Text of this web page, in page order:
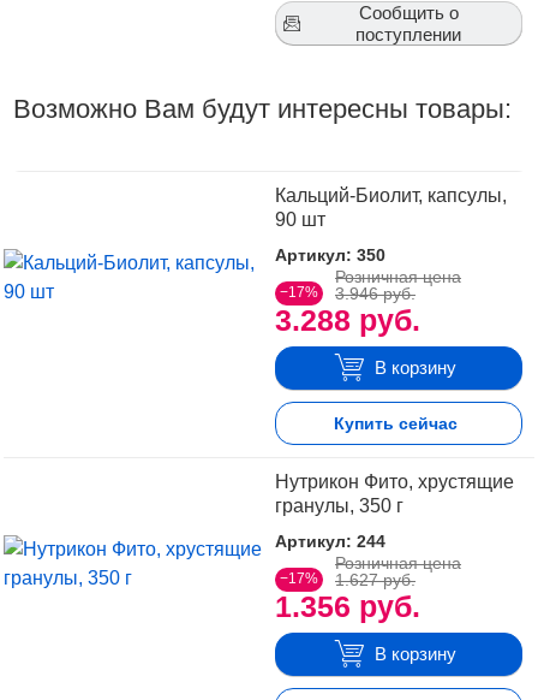
Сообщить о
поступлении
Возможно Вам будут интересны товары:
Кальций-Биолит, капсулы,
90 шт
Артикул: 350
−17%
3.288 руб.
Розничная цена
3.946 руб.
В корзину
Купить сейчас
Нутрикон Фито, хрустящие
гранулы, 350 г
Артикул: 244
−17%
1.356 руб.
Розничная цена
1.627 руб.
В корзину